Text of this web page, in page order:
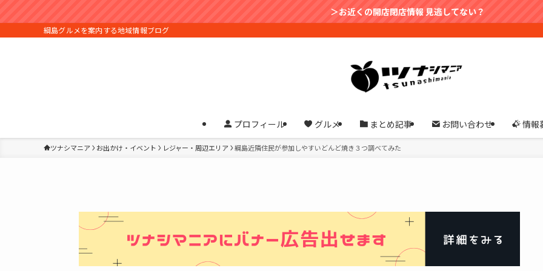
＞お近くの開店閉店情報 見逃してない？
綱島グルメを案内する地域情報ブログ
プロフィール グルメ まとめ記事 お問い合わせ 情報
ツナシマニア お出かけ・イベント レジャー・周辺エリア 綱島近隣住民が参加しやすいどんど焼き３つ調べてみた